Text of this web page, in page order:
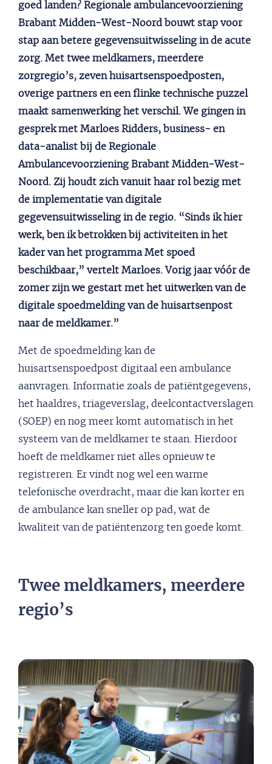
goed landen? Regionale ambulancevoorziening
Brabant Midden-West-Noord bouwt stap voor
stap aan betere gegevensuitwisseling in de acute
zorg. Met twee meldkamers, meerdere
zorgregio’s, zeven huisartsenspoedposten,
overige partners en een flinke technische puzzel
maakt samenwerking het verschil. We gingen in
gesprek met Marloes Ridders, business- en
data-analist bij de Regionale
Ambulancevoorziening Brabant Midden-West-
Noord. Zij houdt zich vanuit haar rol bezig met
de implementatie van digitale
gegevensuitwisseling in de regio. “Sinds ik hier
werk, ben ik betrokken bij activiteiten in het
kader van het programma Met spoed
beschikbaar,” vertelt Marloes. Vorig jaar vóór de
zomer zijn we gestart met het uitwerken van de
digitale spoedmelding van de huisartsenpost
naar de meldkamer.”
Met de spoedmelding kan de
huisartsenspoedpost digitaal een ambulance
aanvragen. Informatie zoals de patiëntgegevens,
het haaldres, triageverslag, deelcontactverslagen
(SOEP) en nog meer komt automatisch in het
systeem van de meldkamer te staan. Hierdoor
hoeft de meldkamer niet alles opnieuw te
registreren. Er vindt nog wel een warme
telefonische overdracht, maar die kan korter en
de ambulance kan sneller op pad, wat de
kwaliteit van de patiëntenzorg ten goede komt.
Twee meldkamers, meerdere
regio’s